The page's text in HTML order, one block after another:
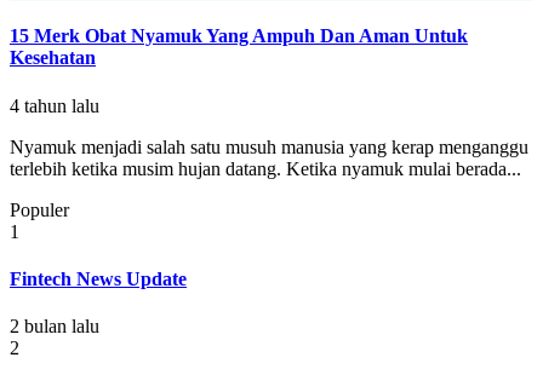
15 Merk Obat Nyamuk Yang Ampuh Dan Aman Untuk
Kesehatan
4 tahun lalu
Nyamuk menjadi salah satu musuh manusia yang kerap menganggu
terlebih ketika musim hujan datang. Ketika nyamuk mulai berada...
Populer
1
Fintech News Update
2 bulan lalu
2